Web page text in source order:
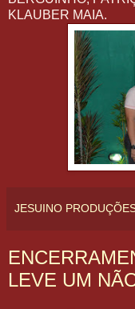
KLAUBER MAIA.
JESUINO
LEVE UM